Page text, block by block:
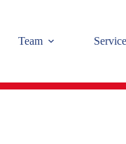
Team Service